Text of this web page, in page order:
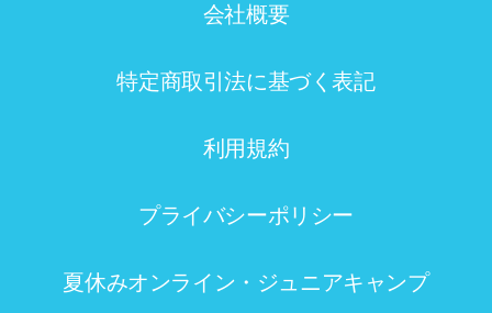
会社概要
特定商取引法に基づく表記
利用規約
プライバシーポリシー
夏休みオンライン・ジュニアキャンプ